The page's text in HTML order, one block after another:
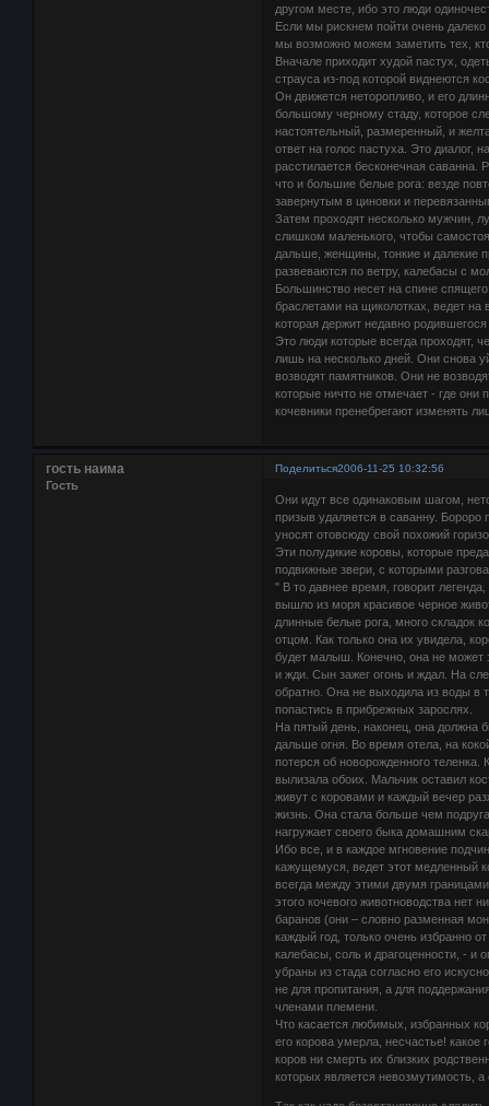
другом месте, ибо это люди
Если мы рискнем пойти очень
мы возможно можем заметить тех,
Вначале приходит худой пастух,
страуса из-под которой виднеются
Он движется неторопливо, и его
большому черному стаду, которое
настоятельный, размеренный, и
ответ на голос пастуха. Это диалог,
расстилается бесконечная
что и большие белые рога: везде
завернутым в циновки и
Затем проходят несколько мужчин,
слишком маленького, чтобы
дальше, женщины, тонкие и далекие
развеваются по ветру, калебасы с
Большинство несет на спине
браслетами на щиколотках, ведет
которая держит недавно родившегося
Это люди которые всегда проходят,
лишь на несколько дней. Они снова
возводят памятников. Они не
которые ничто не отмечает - где
кочевники пренебрегают изменять
Поделиться2006-11-25 10:32:56
гость наима
Гость
Они идут все одинаковым шагом,
призыв удаляется в саванну. Бороро
уносят отовсюду свой похожий
Эти полудикие коровы, которые
подвижные звери, с которыми
" В то давнее время, говорит
вышло из моря красивое черное
длинные белые рога, много складок
отцом. Как только она их увидела,
будет малыш. Конечно, она не может
и жди. Сын зажег огонь и ждал. На
обратно. Она не выходила из воды в
попастись в прибрежных зарослях.
На пятый день, наконец, она должна
дальше огня. Во время отела, на
потерся об новорожденного
вылизала обоих. Мальчик оставил
живут с коровами и каждый вечер
жизнь. Она стала больше чем
нагружает своего быка домашним
Ибо все, и в каждое мгновение
кажущемуся, ведет этот медленный
всегда между этими двумя
этого кочевого животноводства нет
баранов (они – словно разменная
каждый год, только очень избранно
калебасы, соль и драгоценности, - и
убраны из стада согласно его
не для пропитания, а для
членами племени.
Что касается любимых, избранных
его корова умерла, несчастье!
коров ни смерть их близких
которых является невозмутимость,